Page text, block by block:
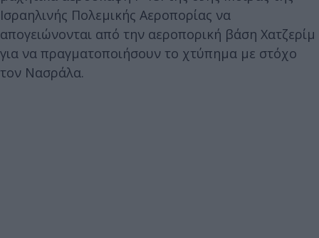
Ισραηλινής Πολεμικής Αεροπορίας να
απογειώνονται από την αεροπορική βάση Χατζερίμ
για να πραγματοποιήσουν το χτύπημα με στόχο
τον Νασράλα.